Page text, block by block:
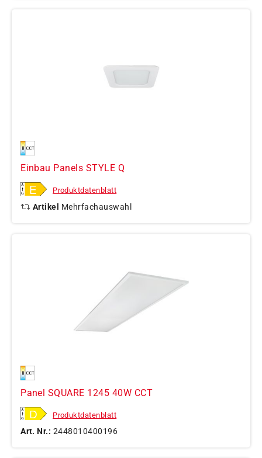
Einbau Panels STYLE Q
Produktdatenblatt
Artikel Mehrfachauswahl
Panel SQUARE 1245 40W CCT
Produktdatenblatt
Art. Nr.: 2448010400196